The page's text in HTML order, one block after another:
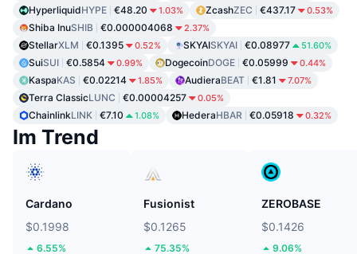
HyperliquidHYPE €48.20 1.03% ZcashZEC €437.17 0.53%
Shiba InuSHIB €0.000004068 2.37%
StellarXLM €0.1395 0.52% SKYAISKYAI €0.08977 51.60%
SuiSUI €0.5854 0.99% DogecoinDOGE €0.05999 0.44%
KaspaKAS €0.02214 1.85% AudieraBEAT €1.81 7.07%
Terra ClassicLUNC €0.00004257 0.05%
ChainlinkLINK €7.10 1.08% HederaHBAR €0.05918 0.32%
Im Trend
Cardano
$0.1998
6.55%
Fusionist
$0.1265
75.35%
ZEROBASE
$0.1426
9.06%